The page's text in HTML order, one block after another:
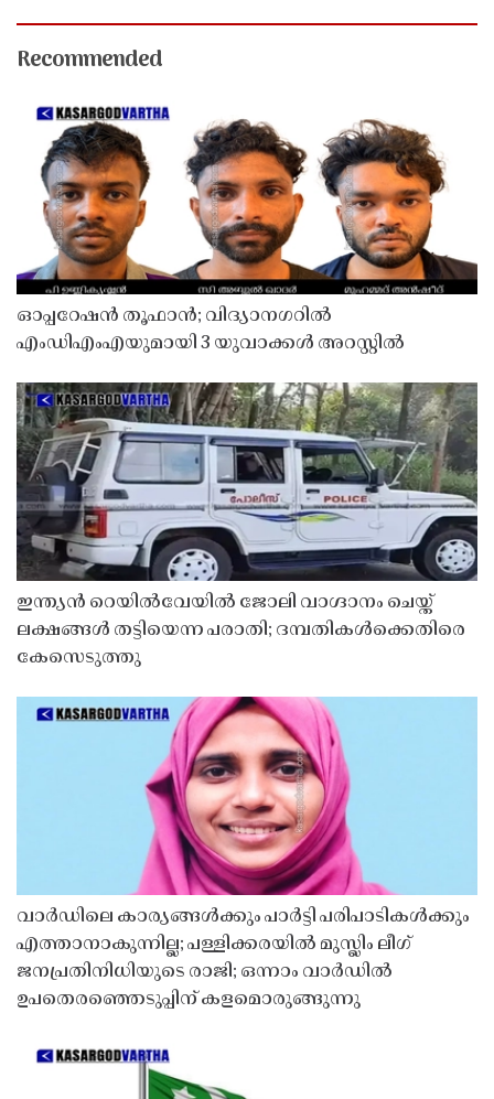
Recommended
ഓപ്പറേഷൻ തൂഫാൻ; വിദ്യാനഗറിൽ
എംഡിഎംഎയുമായി 3 യുവാക്കൾ അറസ്റ്റിൽ
ഇന്ത്യൻ റെയിൽവേയിൽ ജോലി വാഗ്ദാനം ചെയ്ത്
ലക്ഷങ്ങൾ തട്ടിയെന്ന പരാതി; ദമ്പതികൾക്കെതിരെ
കേസെടുത്തു
വാർഡിലെ കാര്യങ്ങൾക്കും പാർട്ടി പരിപാടികൾക്കും
എത്താനാകുന്നില്ല; പള്ളിക്കരയിൽ മുസ്ലിം ലീഗ്
ജനപ്രതിനിധിയുടെ രാജി; ഒന്നാം വാർഡിൽ
ഉപതെരഞ്ഞെടുപ്പിന് കളമൊരുങ്ങുന്നു